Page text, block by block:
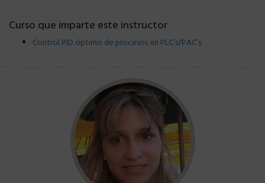
Curso que imparte este instructor
Control PID óptimo de procesos en PLC’s/PAC’s